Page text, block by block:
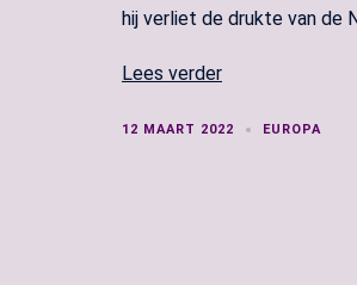
hij verliet de drukte van de
Lees verder
12 MAART 2022 EUROPA